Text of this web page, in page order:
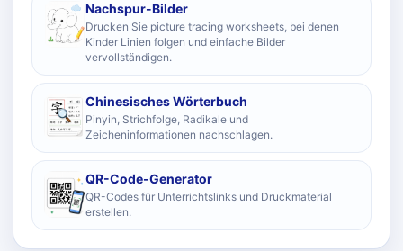
Nachspur-Bilder
Drucken Sie picture tracing worksheets, bei denen
Kinder Linien folgen und einfache Bilder
vervollständigen.
Chinesisches Wörterbuch
Pinyin, Strichfolge, Radikale und
Zeicheninformationen nachschlagen.
QR-Code-Generator
QR-Codes für Unterrichtslinks und Druckmaterial
erstellen.